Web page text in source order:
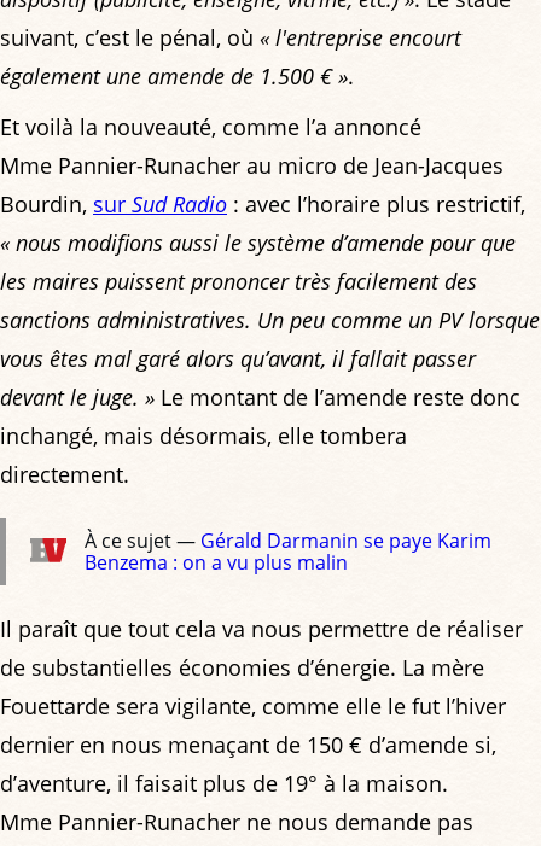
suivant, c’est le pénal, où « l'entreprise encourt
également une amende de 1.500 € ».
Et voilà la nouveauté, comme l’a annoncé
Mme Pannier-Runacher au micro de Jean-Jacques
Bourdin, sur Sud Radio : avec l’horaire plus restrictif,
« nous modifions aussi le système d’amende pour que
les maires puissent prononcer très facilement des
sanctions administratives. Un peu comme un PV lorsque
vous êtes mal garé alors qu’avant, il fallait passer
devant le juge. » Le montant de l’amende reste donc
inchangé, mais désormais, elle tombera
directement.
À ce sujet — Gérald Darmanin se paye Karim
Benzema : on a vu plus malin
Il paraît que tout cela va nous permettre de réaliser
de substantielles économies d’énergie. La mère
Fouettarde sera vigilante, comme elle le fut l’hiver
dernier en nous menaçant de 150 € d’amende si,
d’aventure, il faisait plus de 19° à la maison.
Mme Pannier-Runacher ne nous demande pas